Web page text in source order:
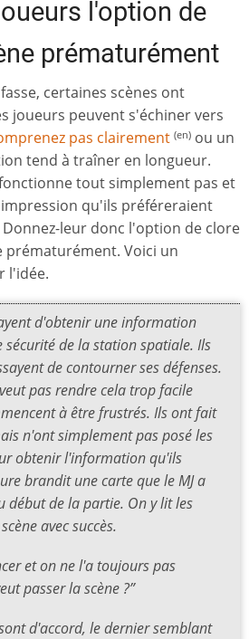
l'option de
prématurément
certaines scènes ont
joueurs peuvent s'échiner vers
pas clairement (en) ou un
tend à traîner en longueur.
tout simplement pas et
qu'ils préféreraient
leur donc l'option de clore
prématurément. Voici un
l'idée.
d'obtenir une information
de la station spatiale. Ils
de contourner ses défenses.
pas rendre cela trop facile
à être frustrés. Ils ont fait
n'ont simplement pas posé les
obtenir l'information qu'ils
brandit une carte que le MJ a
début de la partie. On y lit les
avec succès.
et on ne l'a toujours pas
passer la scène ?”
d'accord, le dernier semblant